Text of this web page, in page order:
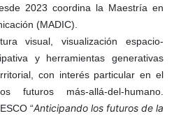
2023 coordina la Maestría en
(MADIC).
visual, visualización espacio-
y herramientas generativas
con interés particular en el
futuros más-allá-del-humano.
“Anticipando los futuros de la